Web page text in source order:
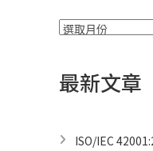
彙
最新文章
ISO/IEC